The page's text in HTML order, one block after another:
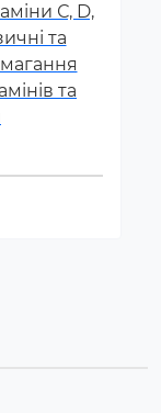
С, D,
та
та